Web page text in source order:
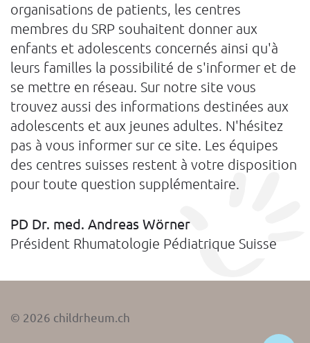
organisations de patients, les centres
membres du SRP souhaitent donner aux
enfants et adolescents concernés ainsi qu'à
leurs familles la possibilité de s'informer et de
se mettre en réseau. Sur notre site vous
trouvez aussi des informations destinées aux
adolescents et aux jeunes adultes. N'hésitez
pas à vous informer sur ce site. Les équipes
des centres suisses restent à votre disposition
pour toute question supplémentaire.
PD Dr. med. Andreas Wörner
Président Rhumatologie Pédiatrique Suisse
© 2026 childrheum.ch